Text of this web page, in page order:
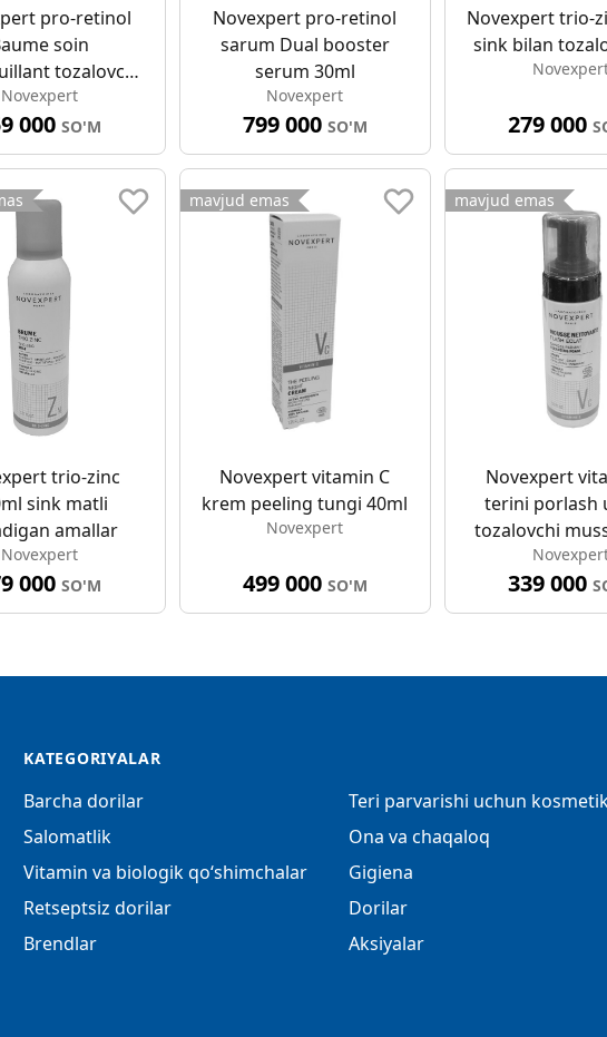
pro-retinol
soin
tozalovchi
150ml
Novexpert
000SO'M
Novexpert pro-retinol
sarum Dual booster
serum 30ml
Novexpert
799 000 SO'M
Novexpert trio-
sink bilan
279 000
trio-zinc
sink matli
amallar
Novexpert
000SO'M
mavjud emas
Novexpert vitamin C
krem peeling tungi 40ml
Novexpert
499 000 SO'M
mavjud emas
Novexpert
terini porlash
tozalovchi
339 000
KATEGORIYALAR
Barcha dorilar
Salomatlik
Vitamin va biologik qo‘shimchalar
Retseptsiz dorilar
Brendlar
Teri parvarishi uchun
Ona va chaqaloq
Gigiena
Dorilar
Aksiyalar